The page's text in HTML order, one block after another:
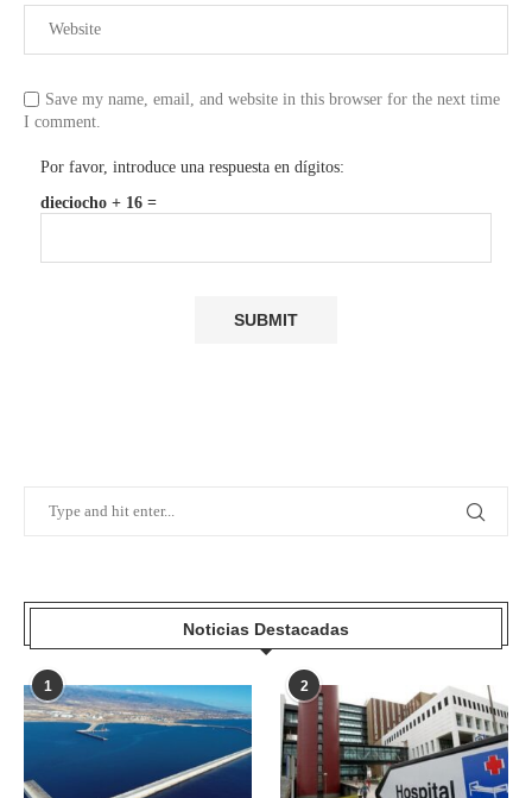
Save my name, email, and website in this browser for the next time
I comment.
Por favor, introduce una respuesta en dígitos:
dieciocho + 16 =
Noticias Destacadas
1 2